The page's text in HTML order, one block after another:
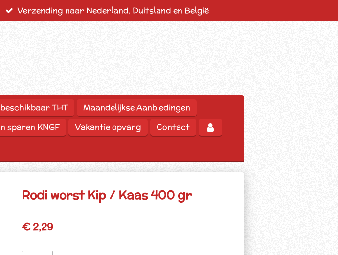
Verzending naar Nederland, Duitsland en België
THT
Maandelijkse Aanbiedingen
sparen KNGF Vakantie opvang Contact
Rodi worst Kip / Kaas 400 gr
€ 2,29